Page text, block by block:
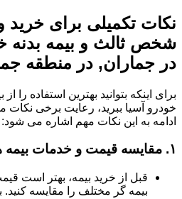
نکات تکمیلی برای خرید
شخص ثالث و بیمه بدنه
در جماران, در منطقه
برای اینکه بتوانید بهترین استفاده را
خودرو آسیا ببرید، رعایت برخی نکات
ادامه به این نکات مهم اشاره می شود:
۱. مقایسه قیمت و خدمات بیمه
قبل از خرید بیمه، بهتر است
بیمه گر مختلف را مقایسه